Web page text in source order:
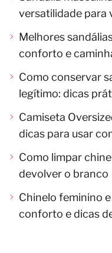
versatilidade para
Melhores
conforto e
Como conservar
legítimo: dicas
Camiseta
dicas para usar
Como limpar
devolver o branco
Chinelo feminino
conforto e dicas